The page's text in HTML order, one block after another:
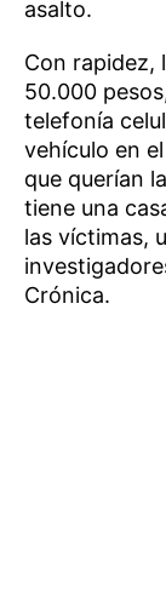
asalto.
Con rapidez,
50.000
telefonía
vehículo en
que querían
tiene una
las víctimas,
Crónica.